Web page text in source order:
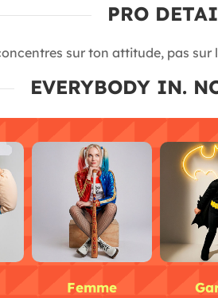
PRO
sur ton attitude, pas
EVERYBODY IN.
Femme